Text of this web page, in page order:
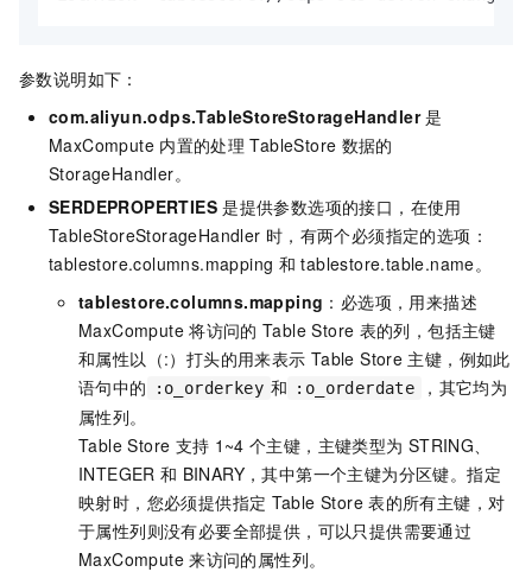
参数说明如下：
com.aliyun.odps.TableStoreStorageHandler 是
MaxCompute 内置的处理 TableStore 数据的
StorageHandler。
SERDEPROPERTIES 是提供参数选项的接口，在使用
TableStoreStorageHandler 时，有两个必须指定的选项：
tablestore.columns.mapping 和 tablestore.table.name。
tablestore.columns.mapping ：必选项，用来描述
MaxCompute 将访问的 Table Store 表的列，包括主键
和属性以（:）打头的用来表示 Table Store 主键，例如此
语句中的
:o_orderkey 和 :o_orderdate
，其它均为
属性列。
Table Store 支持 1~4 个主键，主键类型为 STRING、
INTEGER 和 BINARY，其中第一个主键为分区键。指定
映射时，您必须提供指定 Table Store 表的所有主键，对
于属性列则没有必要全部提供，可以只提供需要通过
MaxCompute 来访问的属性列。